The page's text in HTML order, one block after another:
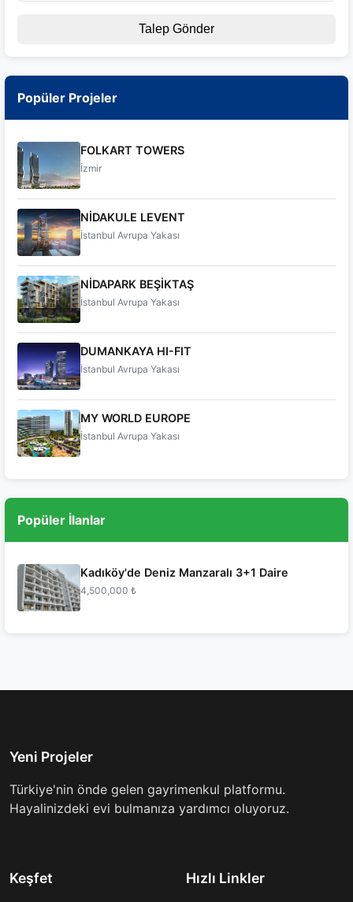
Talep Gönder
Popüler Projeler
FOLKART TOWERS
İzmir
NİDAKULE LEVENT
İstanbul Avrupa Yakası
NİDAPARK BEŞİKTAŞ
İstanbul Avrupa Yakası
DUMANKAYA HI-FIT
İstanbul Avrupa Yakası
MY WORLD EUROPE
İstanbul Avrupa Yakası
Popüler İlanlar
Kadıköy'de Deniz Manzaralı 3+1 Daire
4,500,000 ₺
Yeni Projeler
Türkiye'nin önde gelen gayrimenkul platformu.
Hayalinizdeki evi bulmanıza yardımcı oluyoruz.
Keşfet Hızlı Linkler